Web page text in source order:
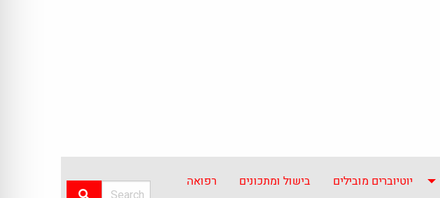
יוטיוברים מובילים בישול ומתכונים
רפואה